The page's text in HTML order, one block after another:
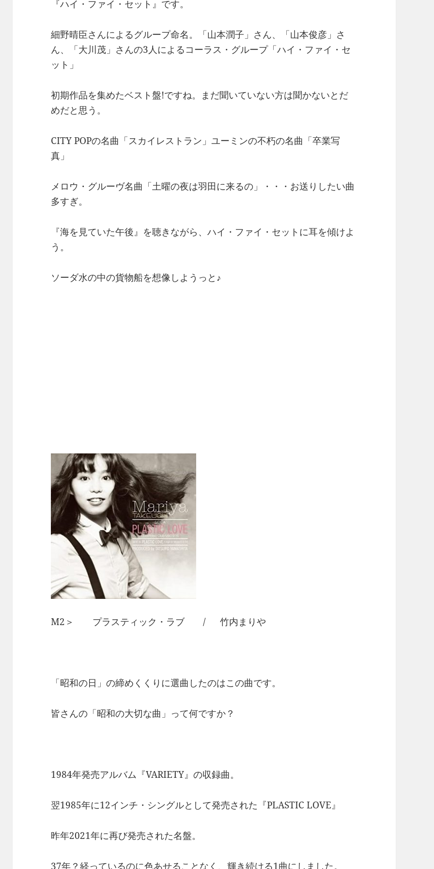
『ハイ・ファイ・セット』です。
細野晴臣さんによるグループ命名。「山本潤子」さん、「山本俊彦」さ
ん、「大川茂」さんの3人によるコーラス・グループ「ハイ・ファイ・セ
ット」
初期作品を集めたベスト盤!ですね。まだ聞いていない方は聞かないとだ
めだと思う。
CITY POPの名曲「スカイレストラン」ユーミンの不朽の名曲「卒業写
真」
メロウ・グルーヴ名曲「土曜の夜は羽田に来るの」・・・お送りしたい曲
多すぎ。
『海を見ていた午後』を聴きながら、ハイ・ファイ・セットに耳を傾けよ
う。
ソーダ水の中の貨物船を想像しようっと♪
M2＞ プラスティック・ラブ / 竹内まりや
「昭和の日」の締めくくりに選曲したのはこの曲です。
皆さんの「昭和の大切な曲」って何ですか？
1984年発売アルバム『VARIETY』の収録曲。
翌1985年に12インチ・シングルとして発売された『PLASTIC LOVE』
昨年2021年に再び発売された名盤。
37年？経っているのに色あせることなく、輝き続ける1曲にしました。